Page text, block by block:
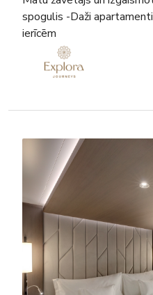
spogulis -Daži
ierīcēm